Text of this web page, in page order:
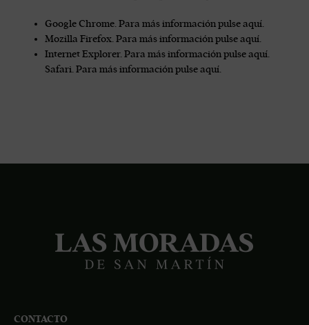
Google Chrome. Para más información pulse aquí.
Mozilla Firefox. Para más información pulse aquí.
Internet Explorer. Para más información pulse aquí.
Safari. Para más información pulse aquí.
CONTACTO